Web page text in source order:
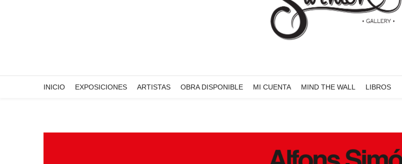
INICIO EXPOSICIONES ARTISTAS OBRA DISPONIBLE MI CUENTA MIND THE WALL LIBROS